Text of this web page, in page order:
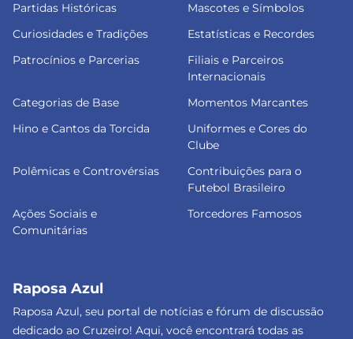
Partidas Históricas
Mascotes e Símbolos
Curiosidades e Tradições
Estatísticas e Recordes
Patrocínios e Parcerias
Filiais e Parceiros
Internacionais
Categorias de Base
Momentos Marcantes
Hino e Cantos da Torcida
Uniformes e Cores do
Clube
Polêmicas e Controvérsias
Contribuições para o
Futebol Brasileiro
Ações Sociais e
Comunitárias
Torcedores Famosos
Raposa Azul
Raposa Azul, seu portal de notícias e fórum de discussão
dedicado ao Cruzeiro! Aqui, você encontrará todas as